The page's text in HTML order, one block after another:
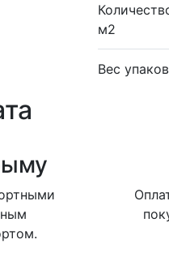
м2
Вес